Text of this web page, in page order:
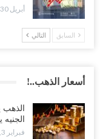
أبريل 30, 2025
السابق التالي
أسعار الذهب..!
فبراير 3, 2025